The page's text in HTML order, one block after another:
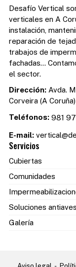
Desafío Vertical
verticales en A
instalación,
reparación de
trabajos de
fachadas...
el sector.
Dirección: Avda.
Corveira (A Coruña)
Teléfonos: 981
E-mail:
Servicios
Cubiertas
Comunidades
Soluciones antiaves
Galería